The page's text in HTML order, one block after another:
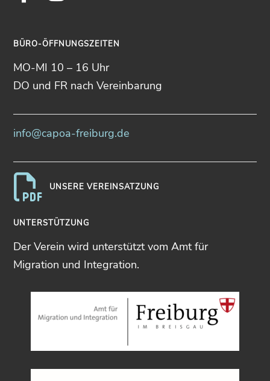
BÜRO-ÖFFNUNGSZEITEN
MO-MI 10 – 16 Uhr
DO und FR nach Vereinbarung
info@capoa-freiburg.de
UNSERE VEREINSATZUNG
UNTERSTÜTZUNG
Der Verein wird unterstützt vom Amt für
Migration und Integration.